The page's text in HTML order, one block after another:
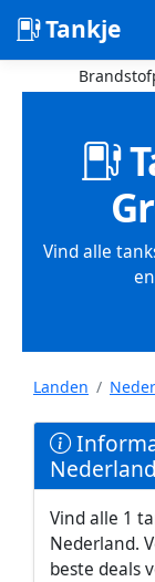
Tankje
Vind alle
Landen
Nederland
Vind alle 1
Nederland.
beste deals